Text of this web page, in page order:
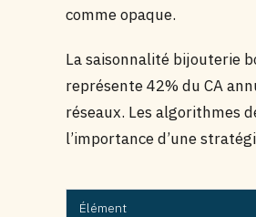
comme opaque.
La saisonnalité bijouterie
représente 42% du CA
réseaux. Les algorithmes
l’importance d’une
Élément